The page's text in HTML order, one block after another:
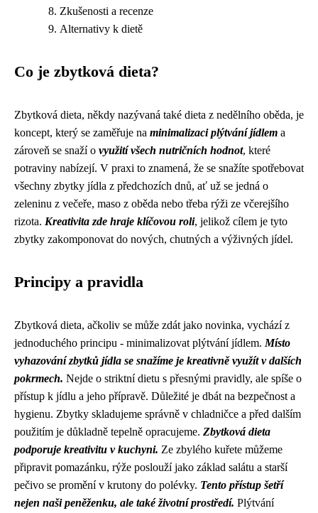
Zkušenosti a recenze
Alternativy k dietě
Co je zbytková dieta?
Zbytková dieta, někdy nazývaná také dieta z nedělního oběda, je
koncept, který se zaměřuje na minimalizaci plýtvání jídlem a
zároveň se snaží o využití všech nutričních hodnot, které
potraviny nabízejí. V praxi to znamená, že se snažíte spotřebovat
všechny zbytky jídla z předchozích dnů, ať už se jedná o
zeleninu z večeře, maso z oběda nebo třeba rýži ze včerejšího
rizota. Kreativita zde hraje klíčovou roli, jelikož cílem je tyto
zbytky zakomponovat do nových, chutných a výživných jídel.
Principy a pravidla
Zbytková dieta, ačkoliv se může zdát jako novinka, vychází z
jednoduchého principu - minimalizovat plýtvání jídlem. Místo
vyhazování zbytků jídla se snažíme je kreativně využít v dalších
pokrmech. Nejde o striktní dietu s přesnými pravidly, ale spíše o
přístup k jídlu a jeho přípravě. Důležité je dbát na bezpečnost a
hygienu. Zbytky skladujeme správně v chladničce a před dalším
použitím je důkladně tepelně opracujeme. Zbytková dieta
podporuje kreativitu v kuchyni. Ze zbylého kuřete můžeme
připravit pomazánku, rýže poslouží jako základ salátu a starší
pečivo se promění v krutony do polévky. Tento přístup šetří
nejen naši peněženku, ale také životní prostředí. Plýtvání